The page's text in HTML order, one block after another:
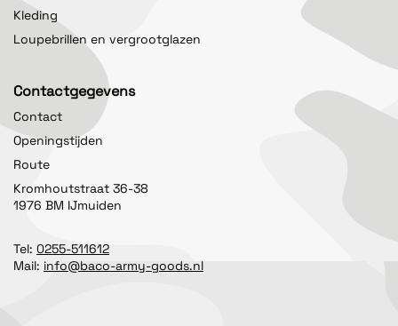
Kleding
Loupebrillen en vergrootglazen
Contactgegevens
Contact
Openingstijden
Route
Kromhoutstraat 36-38
1976 BM IJmuiden
Tel: 0255-511612
Mail: info@baco-army-goods.nl